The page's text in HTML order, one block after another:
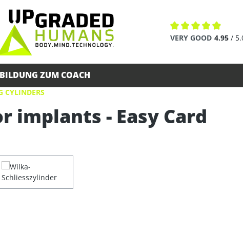
Average rating of
VERY GOOD 4.95 /
ZUM COACH
CYLINDERS
implants - Easy Card